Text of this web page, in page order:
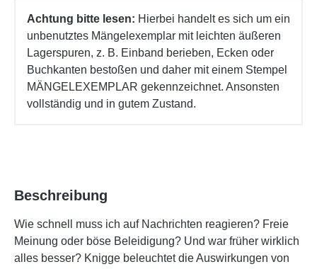
Achtung bitte lesen: Hierbei handelt es sich um ein
unbenutztes Mängelexemplar mit leichten äußeren
Lagerspuren, z. B. Einband berieben, Ecken oder
Buchkanten bestoßen und daher mit einem Stempel
MÄNGELEXEMPLAR gekennzeichnet. Ansonsten
vollständig und in gutem Zustand.
Beschreibung
Wie schnell muss ich auf Nachrichten reagieren? Freie
Meinung oder böse Beleidigung? Und war früher wirklich
alles besser? Knigge beleuchtet die Auswirkungen von